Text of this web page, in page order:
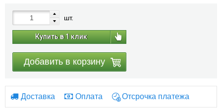
шт.
Купить в 1 клик
Добавить в корзину
Доставка Оплата Отсрочка платежа